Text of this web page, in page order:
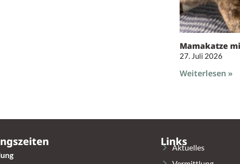
Mamakatze
27. Juli 2026
Weiterlesen »
Links
Aktuelles